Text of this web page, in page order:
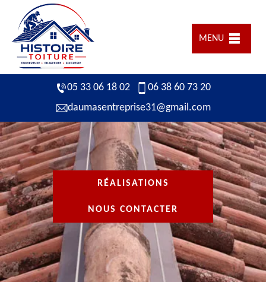
MENU
05 33 06 18 02
06 38 60 73 20
daumasentreprise31@gmail.com
RÉALISATIONS
NOUS CONTACTER